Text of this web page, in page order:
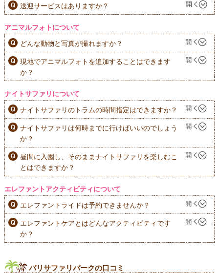
送迎サービスはありますか？
アニマルフォトについて
どんな動物と写真が撮れますか？
現地でアニマルフォトを追加することはできます
か？
ナイトサファリについて
ナイトサファリのトラムの時間指定はできますか？
ナイトサファリは何時までに行けばいいのでしょう
か？
昼間に入園し、そのままナイトサファリを楽しむこ
とはできますか？
エレファントアクティビティについて
エレファントライドは予約できませんか？
エレファントケアとはどんなアクティビティです
か？
バリサファリパークの口コミ